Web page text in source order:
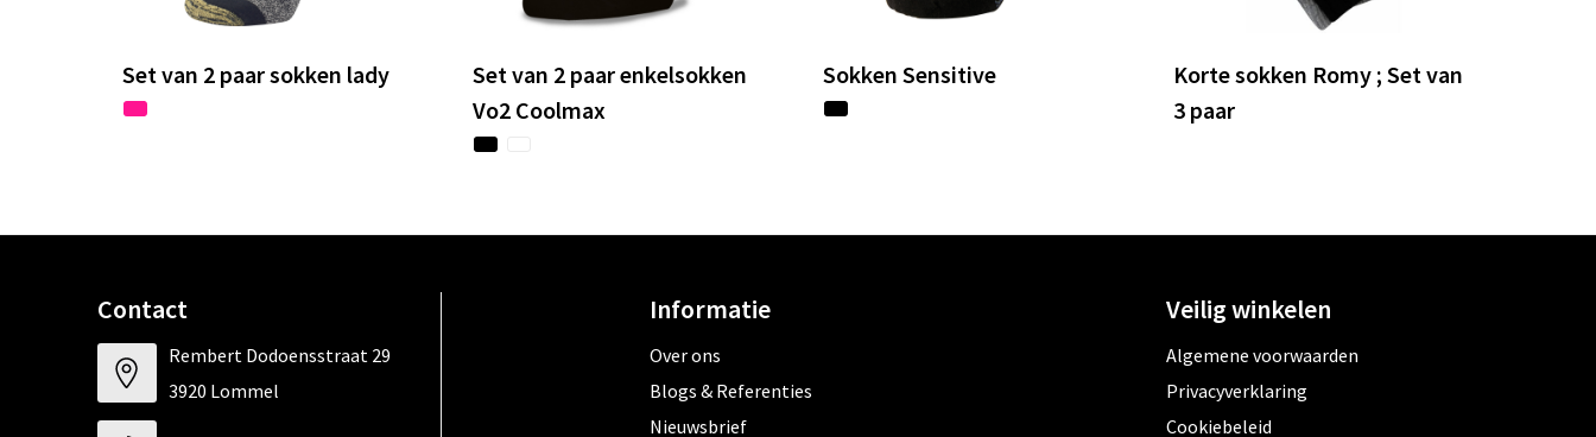
Set van 2 paar sokken lady
Set van 2 paar enkelsokken
Vo2 Coolmax
Sokken Sensitive
Korte sokken Romy ; Set van
3 paar
Contact
Rembert Dodoensstraat 29
3920 Lommel
Informatie
Over ons
Blogs & Referenties
Nieuwsbrief
Veilig winkelen
Algemene voorwaarden
Privacyverklaring
Cookiebeleid